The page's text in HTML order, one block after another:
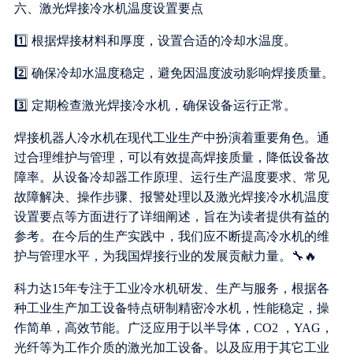
六、激光焊接冷水机温度设置要点
1️⃣ 根据焊接材料和厚度，设置合适的冷却水温度。
2️⃣ 确保冷却水温度稳定，避免因温度波动影响焊接质量。
3️⃣ 定期检查激光焊接冷水机，确保设备运行正常。
焊接机器人冷水机在现代工业生产中扮演着重要角色。通
过合理维护与管理，可以有效提高焊接质量，降低设备故
障率。从设备冷却器工作原理、运行生产温度要求、常见
故障解决、操作步骤、报警处理以及激光焊接冷水机温度
设置要点等方面进行了详细阐述，旨在为读者提供有益的
参考。在今后的生产实践中，我们应不断提高冷水机的维
护与管理水平，为我国焊接行业的发展贡献力量。🔧🔥
科力达15年专注于工业冷水机研发、生产与服务，根据各
种工业生产加工设备特点研制精密冷水机，性能稳定，操
作简单，高效节能。广泛应用于以半导体，CO2 ，YAG，
光纤等为工作介质的激光加工设备。以及应用于其它工业